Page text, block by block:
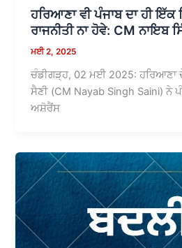
ਹਰਿਆਣਾ ਵੀ ਪੰਜਾਬ ਦਾ ਹੀ ਇੱਕ
ਰਾਜਨੀਤੀ ਨਾ ਹੋਵੇ: CM ਨਾਇਬ
ਮਈ 2, 2025
ਚੰਡੀਗੜ੍ਹ, 02 ਮਈ 2025: ਹਰਿਆਣਾ
ਸੈਣੀ (CM Nayab Singh Saini) ਨੇ
ਅਸ਼ੋਰੈਂਸ